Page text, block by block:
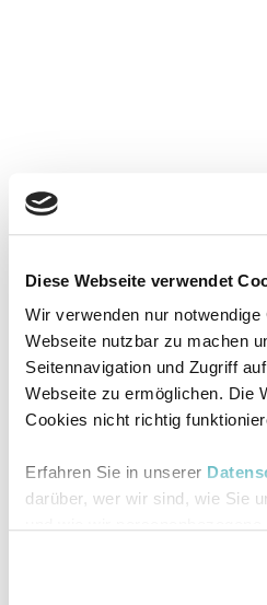
Diese Webseite verwendet
Wir verwenden nur
Webseite nutzbar zu machen
Seitennavigation und Zugriff
Webseite zu ermöglichen. Die
Cookies nicht richtig
Erfahren Sie in unserer
darüber, wer wir sind, wie Sie